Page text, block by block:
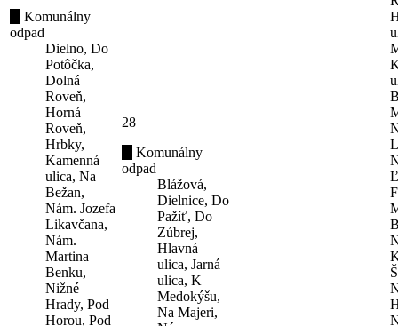
Komunálny
odpad
Dielno, Do
Potôčka,
Dolná
Roveň,
Horná
Roveň,
Hrbky,
Kamenná
ulica, Na
Bežan,
Nám. Jozefa
Likavčana,
Nám.
Martina
Benku,
Nižné
Hrady, Pod
Horou, Pod
28
Komunálny
odpad
Blážová,
Dielnice, Do
Pažíť, Do
Zúbrej,
Hlavná
ulica, Jarná
ulica, K
Medokýšu,
Na Majeri,